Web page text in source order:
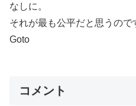
なしに。
それが最も公平だと思うので
Goto
コメント